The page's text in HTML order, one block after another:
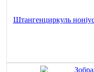
Штангенциркуль